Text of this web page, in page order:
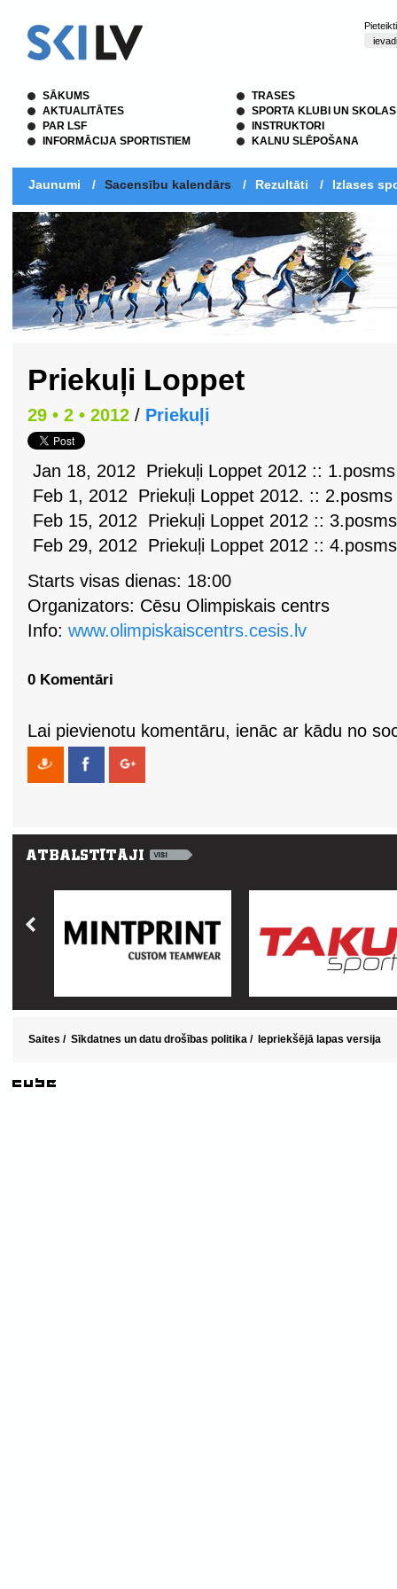
SĀKUMS
AKTUALITĀTES
PAR LSF
INFORMĀCIJA SPORTISTIEM
TRASES
SPORTA KLUBI UN SKOLAS
INSTRUKTORI
KALNU SLĒPOŠANA
Jaunumi / Sacensību kalendārs / Rezultāti / Izlases
Priekuļi Loppet
29 • 2 • 2012 / Priekuļi
Jan 18, 2012 Priekuļi Loppet 2012 :: 1.posms
Feb 1, 2012 Priekuļi Loppet 2012. :: 2.posms
Feb 15, 2012 Priekuļi Loppet 2012 :: 3.posms
Feb 29, 2012 Priekuļi Loppet 2012 :: 4.posms
Starts visas dienas: 18:00
Organizators: Cēsu Olimpiskais centrs
Info: www.olimpiskaiscentrs.cesis.lv
0 Komentāri
Lai pievienotu komentāru, ienāc ar kādu no
Saites / Sīkdatnes un datu drošības politika / Iepriekšējā lapas versija